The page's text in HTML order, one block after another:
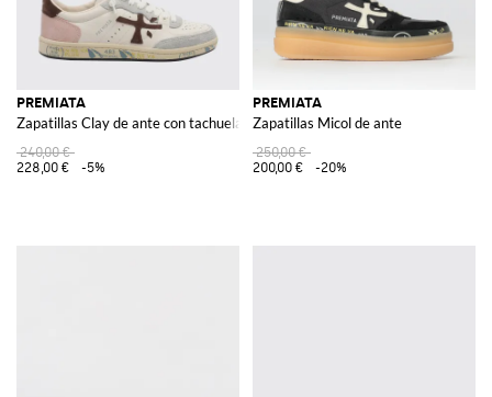
PREMIATA
Zapatillas Clay de ante con tachuelas
240,00 €
228,00 €
-5%
PREMIATA
Zapatillas Micol de ante
250,00 €
200,00 €
-20%